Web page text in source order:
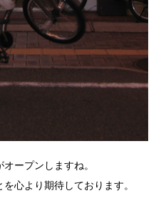
ープンしますね。
心より期待しております。